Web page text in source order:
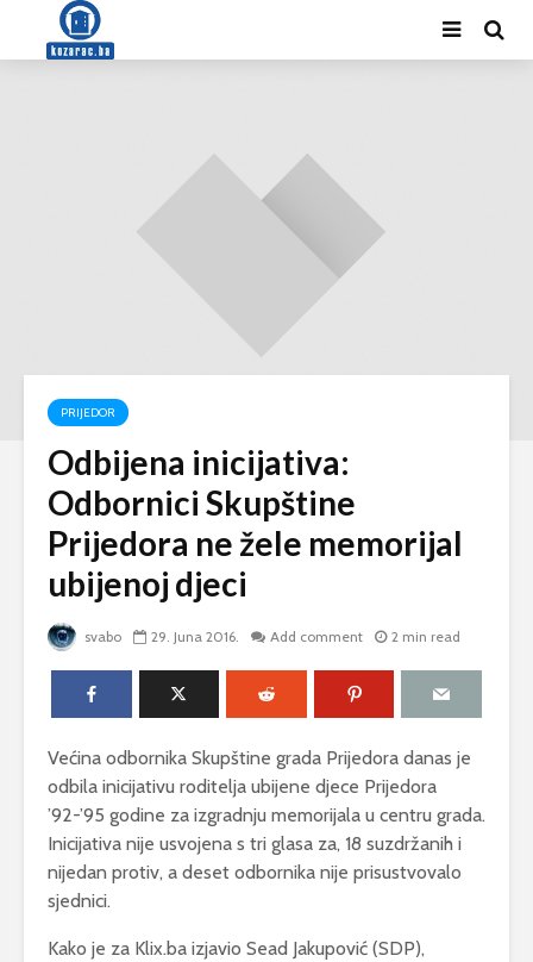
PRIJEDOR
Odbijena inicijativa:
Odbornici Skupštine
Prijedora ne žele memorijal
ubijenoj djeci
svabo 29. Juna 2016. Add comment 2 min read
Većina odbornika Skupštine grada Prijedora danas je
odbila inicijativu roditelja ubijene djece Prijedora
’92-’95 godine za izgradnju memorijala u centru grada.
Inicijativa nije usvojena s tri glasa za, 18 suzdržanih i
nijedan protiv, a deset odbornika nije prisustvovalo
sjednici.
Kako je za Klix.ba izjavio Sead Jakupović (SDP),